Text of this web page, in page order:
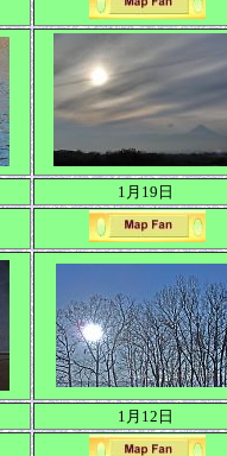
1月19日
1月12日